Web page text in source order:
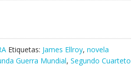
Etiquetas: James Ellroy, novela
Guerra Mundial, Segundo Cuarteto